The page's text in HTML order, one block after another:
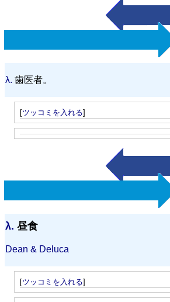
λ. 歯医者。
[ツッコミを入れる]
λ. 昼食
Dean & Deluca
[ツッコミを入れる]